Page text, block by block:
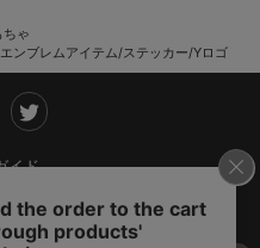
ちゃ
エンブレムアイテム/ステッカー/Yロゴ
イド
要